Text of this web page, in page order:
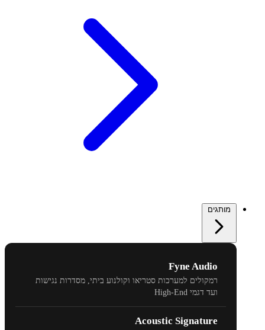
מותגים
Fyne Audio
רמקולים למערכות סטריאו וקולנוע ביתי, מסדרות נגישות
ועד דגמי High-End
Acoustic Signature